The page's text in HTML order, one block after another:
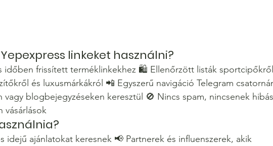
linkeket használni?
időben frissített terméklinkekhez 🛍 Ellenőrzött listák
és luxusmárkákról 📲 Egyszerű navigáció Telegram
vagy blogbejegyzéseken keresztül 🚫 Nincs spam, nincsenek hibás
vásárlások
idejű ajánlatokat keresnek 📢 Partnerek és influenszerek, akik